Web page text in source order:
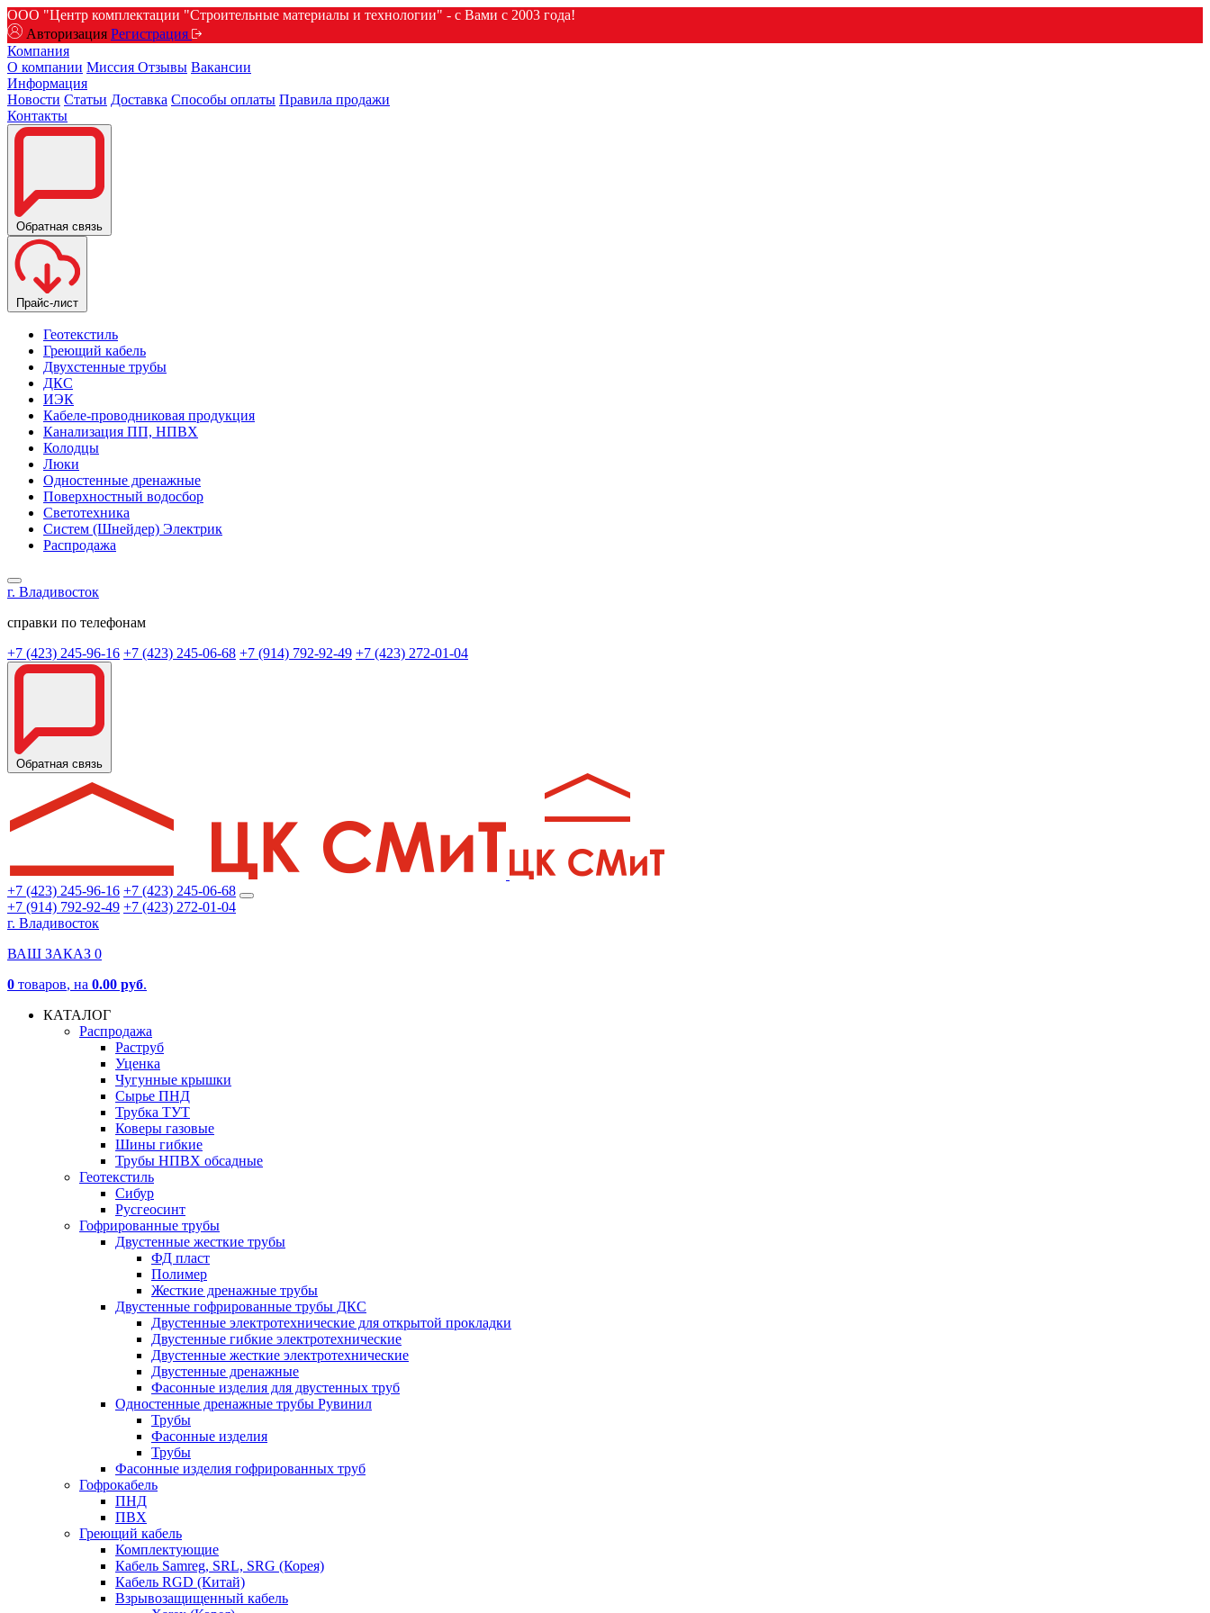
ООО "Центр комплектации "Строительные материалы и технологии" - с Вами с 2003 года!
Авторизация Регистрация
Компания
О компании Миссия Отзывы Вакансии
Информация
Новости Статьи Доставка Способы оплаты Правила продажи
Контакты
Обратная связь
Прайс-лист
Геотекстиль
Греющий кабель
Двухстенные трубы
ДКС
ИЭК
Кабеле-проводниковая продукция
Канализация ПП, НПВХ
Колодцы
Люки
Одностенные дренажные
Поверхностный водосбор
Светотехника
Систем (Шнейдер) Электрик
Распродажа
г. Владивосток
справки по телефонам
+7 (423) 245-96-16 +7 (423) 245-06-68 +7 (914) 792-92-49 +7 (423) 272-01-04
Обратная связь
+7 (423) 245-96-16 +7 (423) 245-06-68
+7 (914) 792-92-49 +7 (423) 272-01-04
г. Владивосток
ВАШ ЗАКАЗ 0
0 товаров, на 0.00 руб.
КАТАЛОГ
Распродажа
Раструб
Уценка
Чугунные крышки
Сырье ПНД
Трубка ТУТ
Коверы газовые
Шины гибкие
Трубы НПВХ обсадные
Геотекстиль
Сибур
Русгеосинт
Гофрированные трубы
Двустенные жесткие трубы
ФД пласт
Полимер
Жесткие дренажные трубы
Двустенные гофрированные трубы ДКС
Двустенные электротехнические для открытой прокладки
Двустенные гибкие электротехнические
Двустенные жесткие электротехнические
Двустенные дренажные
Фасонные изделия для двустенных труб
Одностенные дренажные трубы Рувинил
Трубы
Фасонные изделия
Трубы
Фасонные изделия гофрированных труб
Гофрокабель
ПНД
ПВХ
Греющий кабель
Комплектующие
Кабель Samreg, SRL, SRG (Корея)
Кабель RGD (Китай)
Взрывозащищенный кабель